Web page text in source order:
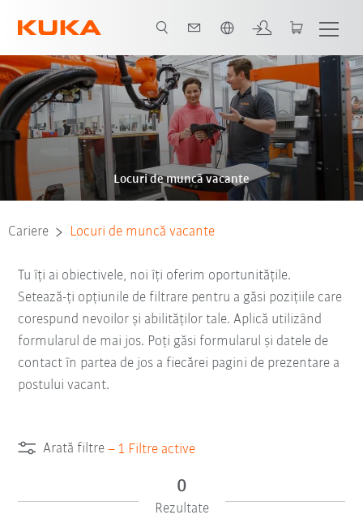
Locuri de muncă vacante
Cariere Locuri de muncă vacante
Tu îți ai obiectivele, noi îți oferim oportunitățile.
Setează-ți opțiunile de filtrare pentru a găsi pozițiile care
corespund nevoilor și abilităților tale. Aplică utilizând
formularul de mai jos. Poți găsi formularul și datele de
contact în partea de jos a fiecărei pagini de prezentare a
postului vacant.
Arată filtre – 1 Filtre active
0
Rezultate